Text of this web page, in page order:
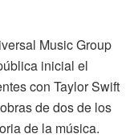
Music Group
inicial el
con Taylor Swift
de dos de los
de la música.